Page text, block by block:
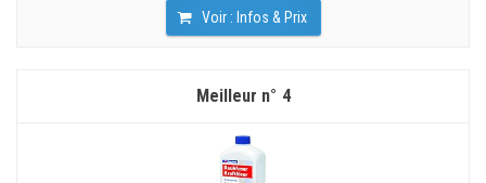
Voir : Infos & Prix
4